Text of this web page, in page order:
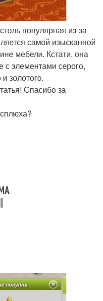
популярная из-за
самой изысканной
мебели. Кстати, она
с элементами серого,
золотого.
Спасибо за